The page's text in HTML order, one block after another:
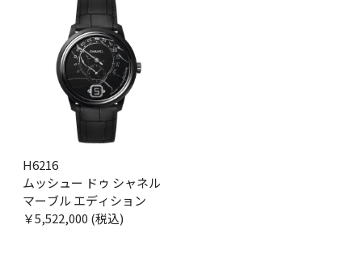
H6216
ムッシュー ドゥ シャネル
マーブル エディション
￥5,522,000 (税込)